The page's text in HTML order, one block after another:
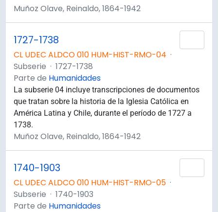
Muñoz Olave, Reinaldo, 1864-1942
1727-1738
CL UDEC ALDCO 010 HUM-HIST-RMO-04 ·
Subserie · 1727-1738
Parte de Humanidades
La subserie 04 incluye transcripciones de documentos
que tratan sobre la historia de la Iglesia Católica en
América Latina y Chile, durante el período de 1727 a
1738.
Muñoz Olave, Reinaldo, 1864-1942
1740-1903
CL UDEC ALDCO 010 HUM-HIST-RMO-05 ·
Subserie · 1740-1903
Parte de Humanidades